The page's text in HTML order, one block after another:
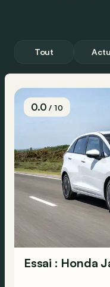
Tout
0.0/ 10
Essai : Honda